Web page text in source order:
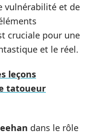
vulnérabilité et de
cruciale pour une
et le réel.
leçons
tatoueur
dans le rôle